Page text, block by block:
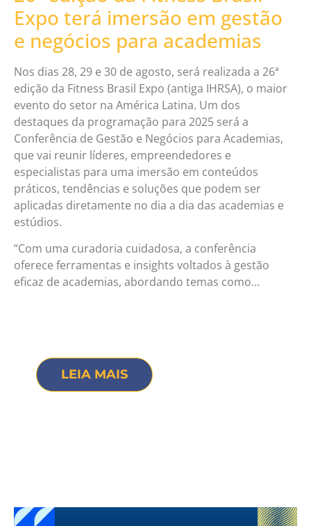
Expo terá imersão em gestão
e negócios para academias
Nos dias 28, 29 e 30 de agosto, será realizada a 26ª
edição da Fitness Brasil Expo (antiga IHRSA), o maior
evento do setor na América Latina. Um dos
destaques da programação para 2025 será a
Conferência de Gestão e Negócios para Academias,
que vai reunir líderes, empreendedores e
especialistas para uma imersão em conteúdos
práticos, tendências e soluções que podem ser
aplicadas diretamente no dia a dia das academias e
estúdios.
“Com uma curadoria cuidadosa, a conferência
oferece ferramentas e insights voltados à gestão
eficaz de academias, abordando temas como…
LEIA MAIS